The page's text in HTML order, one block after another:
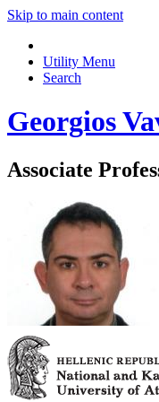
Skip to main content
Utility Menu
Search
Georgios
Associate